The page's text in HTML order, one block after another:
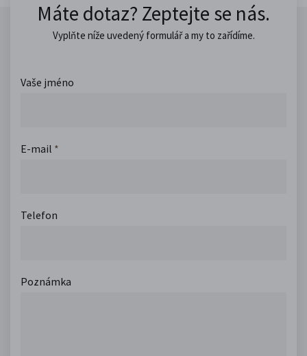
Máte dotaz? Zeptejte se nás.
Vyplňte níže uvedený formulář a my to zařídíme.
Vaše jméno
E-mail *
Telefon
Poznámka